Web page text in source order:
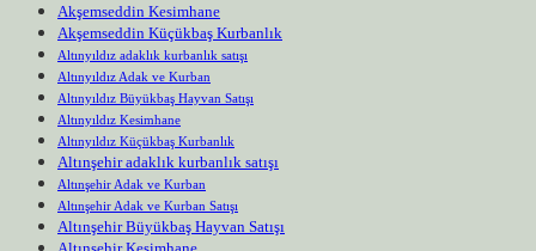
Akşemseddin Kesimhane
Akşemseddin Küçükbaş Kurbanlık
Altınyıldız adaklık kurbanlık satışı
Altınyıldız Adak ve Kurban
Altınyıldız Büyükbaş Hayvan Satışı
Altınyıldız Kesimhane
Altınyıldız Küçükbaş Kurbanlık
Altınşehir adaklık kurbanlık satışı
Altınşehir Adak ve Kurban
Altınşehir Adak ve Kurban Satışı
Altınşehir Büyükbaş Hayvan Satışı